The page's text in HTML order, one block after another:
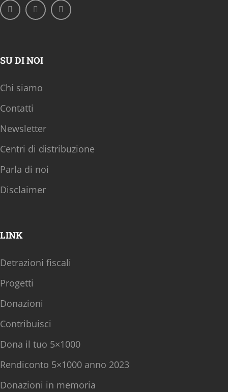
SU DI NOI
Chi siamo
Contatti
Newsletter
Centri di distribuzione
Parla di noi
Disclaimer
LINK
Detrazioni fiscali
Progetti
Donazioni
Contribuisci
Dona il tuo 5×1000
Rendiconto 5×1000 anno 2023
Donazioni in memoria